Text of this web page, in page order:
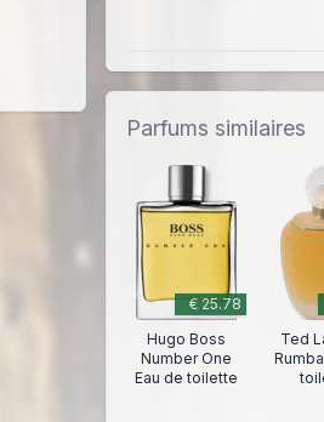
Parfums similaires
€ 25.78
Hugo Boss
Number One
Eau de toilette
Ted